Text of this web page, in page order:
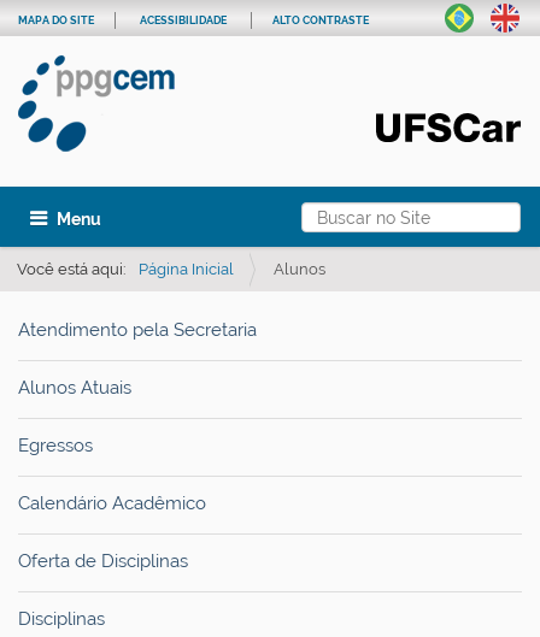
Busca
Busca Avançada…
MAPA DO SITE ACESSIBILIDADE ALTO CONTRASTE
Toggle navigation
Você está aqui: Página Inicial Alunos
Atendimento pela Secretaria
Alunos Atuais
Egressos
Calendário Acadêmico
Oferta de Disciplinas
Disciplinas